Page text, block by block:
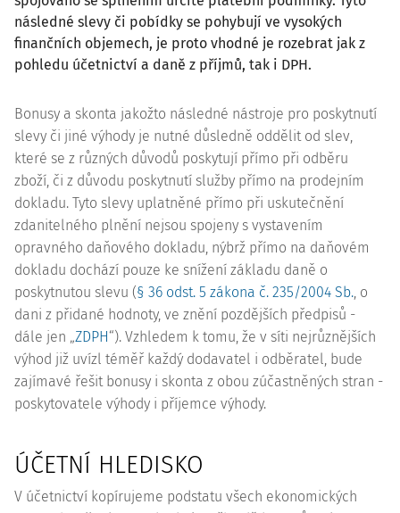
následné slevy či pobídky se pohybují ve vysokých
finančních objemech, je proto vhodné je rozebrat jak z
pohledu účetnictví a daně z příjmů, tak i DPH.
Bonusy a skonta jakožto následné nástroje pro poskytnutí
slevy či jiné výhody je nutné důsledně oddělit od slev,
které se z různých důvodů poskytují přímo při odběru
zboží, či z důvodu poskytnutí služby přímo na prodejním
dokladu. Tyto slevy uplatněné přímo při uskutečnění
zdanitelného plnění nejsou spojeny s vystavením
opravného daňového dokladu, nýbrž přímo na daňovém
dokladu dochází pouze ke snížení základu daně o
poskytnutou slevu (§ 36 odst. 5 zákona č. 235/2004 Sb., o
dani z přidané hodnoty, ve znění pozdějších předpisů -
dále jen „ZDPH“). Vzhledem k tomu, že v síti nejrůznějších
výhod již uvízl téměř každý dodavatel i odběratel, bude
zajímavé řešit bonusy i skonta z obou zúčastněných stran -
poskytovatele výhody i příjemce výhody.
ÚČETNÍ HLEDISKO
V účetnictví kopírujeme podstatu všech ekonomických